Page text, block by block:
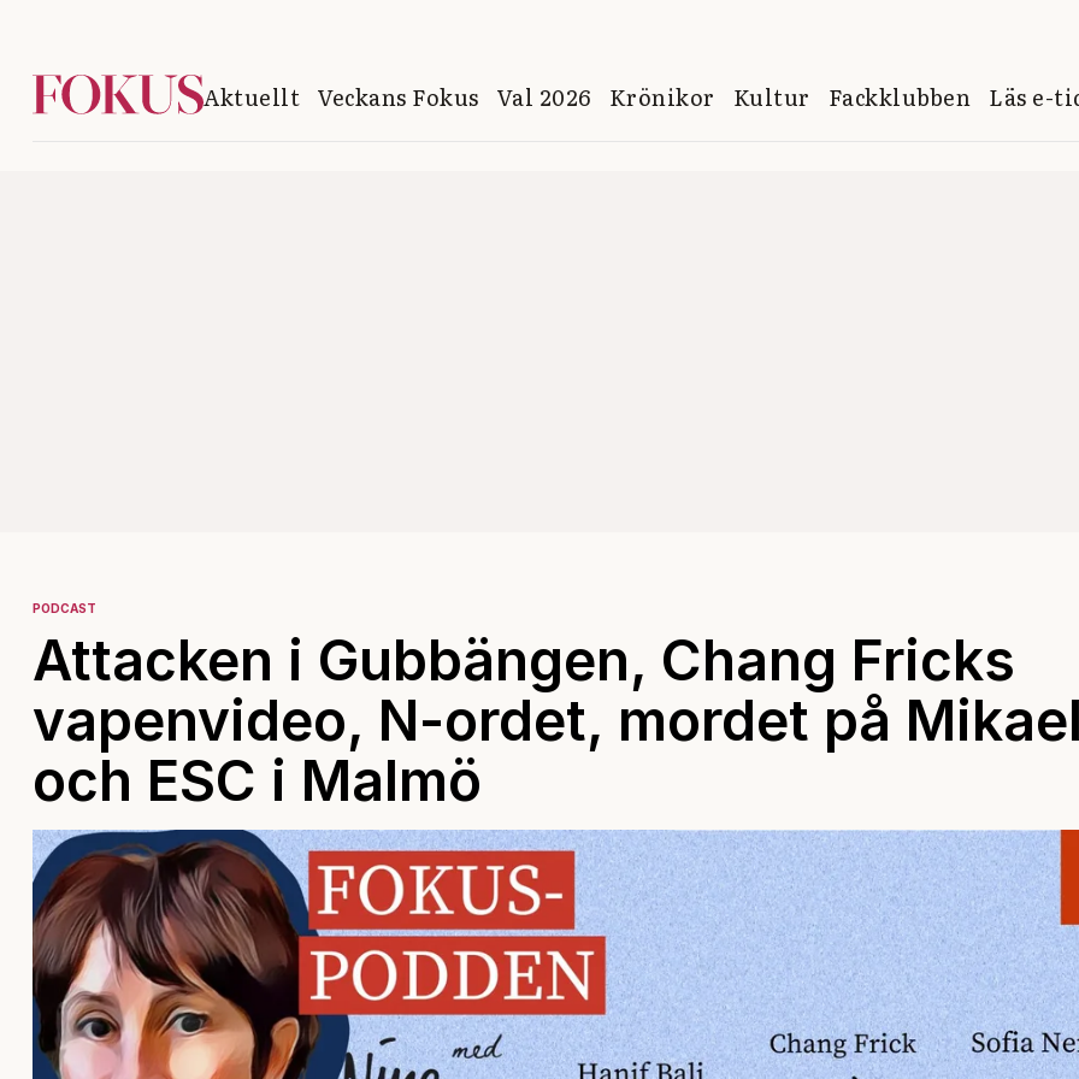
Aktuellt Veckans Fokus Val 2026 Krönikor Kultur Fackklubben Läs e-
PODCAST
Attacken i Gubbängen, Chang Fricks
vapenvideo, N-ordet, mordet på
och ESC i Malmö